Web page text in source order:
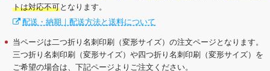
トは対応不可となります。
配送・納期｜配送方法と送料について
当ページは二つ折り名刺印刷（変形サイズ）の注文ページとなります。
三つ折り名刺印刷（変形サイズ）や四つ折り名刺印刷（変形サイズ）を
ご希望の場合は、下記ページよりご注文ください。